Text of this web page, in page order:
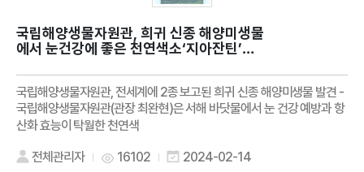
국립해양생물자원관, 희귀 신종 해양미생물
에서 눈건강에 좋은 천연색소‘지아잔틴’색
국립해양생물자원관, 전세계에 2종 보고된 희귀 신종 해양미생물 발견 -
국립해양생물자원관(관장 최완현)은 서해 바닷물에서 눈 건강 예방과 항
산화 효능이 탁월한 천연색
전체관리자 16102 2024-02-14